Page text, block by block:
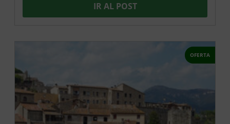
IR AL POST
OFERTA